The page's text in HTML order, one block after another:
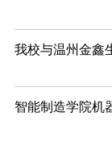
我校与温州金鑫
智能制造学院机